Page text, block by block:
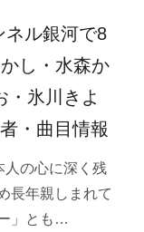
ネル銀河で8
し・水森か
・氷川きよ
・曲目情報
の心に深く残
長年親しまれて
」とも…